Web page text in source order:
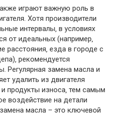
играют важную роль в
Хотя производители
интервалы‚ в условиях
от идеальных (например‚
расстояния‚ езда в городе с
рекомендуется
Регулярная замена масла и
удалить из двигателя
продукты износа‚ тем самым
воздействие на детали
масла – это ключевой